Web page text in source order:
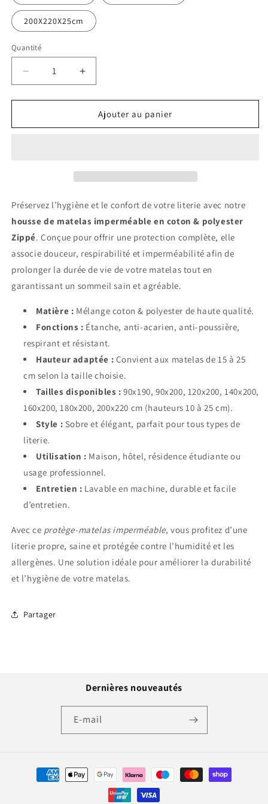
200X220X25cm
Quantité
Réduire
la
quantité
Housse
Polyester
Protège-
Matelas
Respirant
Anti-
Acarien
Augmenter
la
quantité
Housse
Polyester
Protège-
Matelas
Respirant
Anti-
Acarien
Ajouter au panier
Préservez l’hygiène et le confort de votre literie avec notre
housse de matelas imperméable en coton & polyester
Zippé. Conçue pour offrir une protection complète, elle
associe douceur, respirabilité et imperméabilité afin de
prolonger la durée de vie de votre matelas tout en
garantissant un sommeil sain et agréable.
Matière : Mélange coton & polyester de haute qualité.
Fonctions : Étanche, anti-acarien, anti-poussière,
respirant et résistant.
Hauteur adaptée : Convient aux matelas de 15 à 25
cm selon la taille choisie.
Tailles disponibles : 90x190, 90x200, 120x200, 140x200,
160x200, 180x200, 200x220 cm (hauteurs 10 à 25 cm).
Style : Sobre et élégant, parfait pour tous types de
literie.
Utilisation : Maison, hôtel, résidence étudiante ou
usage professionnel.
Entretien : Lavable en machine, durable et facile
d’entretien.
Avec ce protège-matelas imperméable, vous profitez d’une
literie propre, saine et protégée contre l’humidité et les
allergènes. Une solution idéale pour améliorer la durabilité
et l’hygiène de votre matelas.
Partager
Dernières nouveautés
E-mail
Moyens